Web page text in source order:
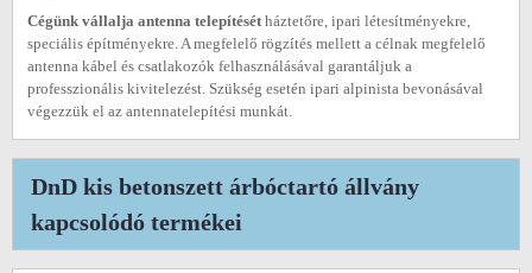
Cégünk vállalja antenna telepítésétháztetőre, ipari létesítményekre,
speciális építményekre. A megfelelő rögzítés mellett a célnak megfelelő
antenna kábel és csatlakozók felhasználásával garantáljuk a
professzionális kivitelezést. Szükség esetén ipari alpinista bevonásával
végezzük el az antennatelepítési munkát.
DnD kis betonszett árbóctartó állvány
kapcsolódó termékei